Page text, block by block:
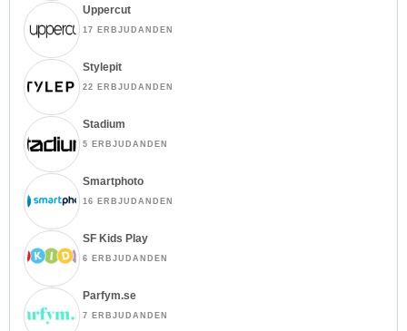
Uppercut
17 ERBJUDANDEN
Stylepit
22 ERBJUDANDEN
Stadium
5 ERBJUDANDEN
Smartphoto
16 ERBJUDANDEN
SF Kids Play
6 ERBJUDANDEN
Parfym.se
7 ERBJUDANDEN